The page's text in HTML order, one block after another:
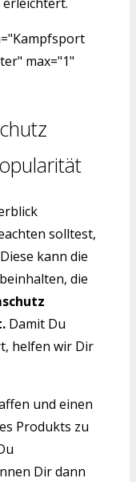
max="1"
solltest,
kann die
die
Damit Du
helfen wir Dir
und einen
Produkts zu
Dir dann